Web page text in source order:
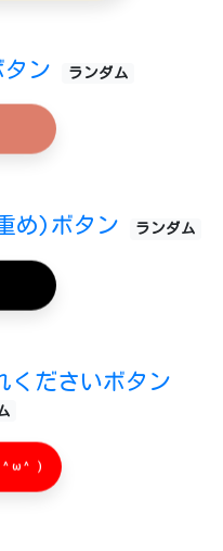
タン ランダム
め)ボタン ランダム
くださいボタン
^ω^ )